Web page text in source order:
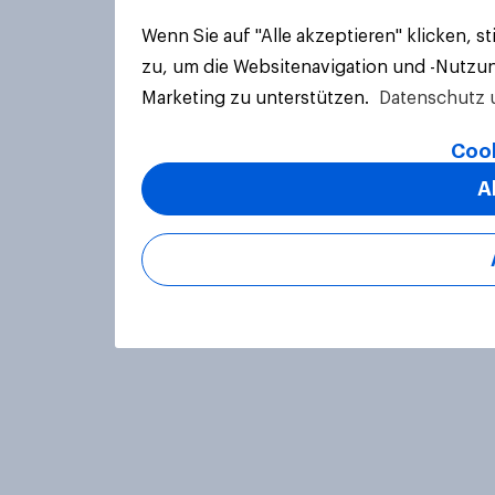
Wenn Sie auf "Alle akzeptieren" klicken,
zu, um die Websitenavigation und -
Marketing zu unterstützen.
Datenschutz